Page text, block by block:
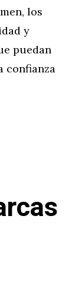
los
y
puedan
confianza